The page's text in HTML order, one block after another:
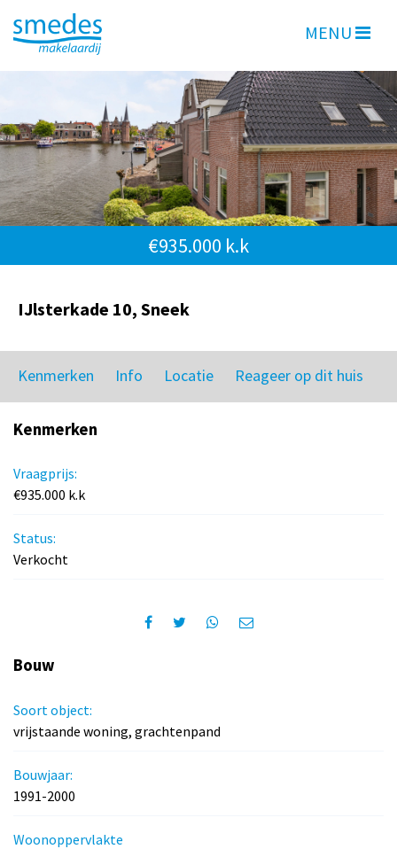
MENU
€935.000 k.k
IJlsterkade 10, Sneek
Kenmerken Info Locatie Reageer op dit huis
Kenmerken
Vraagprijs:
€935.000 k.k
Status:
Verkocht
Bouw
Soort object:
vrijstaande woning, grachtenpand
Bouwjaar:
1991-2000
Woonoppervlakte